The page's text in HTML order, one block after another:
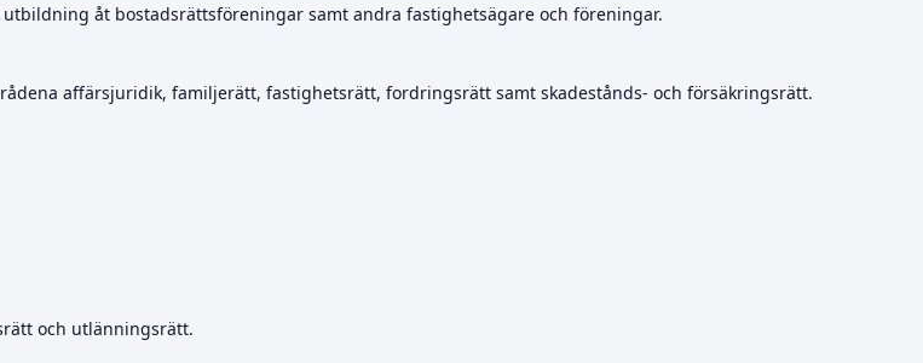
åt bostadsrättsföreningar samt andra fastighetsägare och föreningar.
affärsjuridik, familjerätt, fastighetsrätt, fordringsrätt samt skadestånds- och försäkringsrätt.
och utlänningsrätt.